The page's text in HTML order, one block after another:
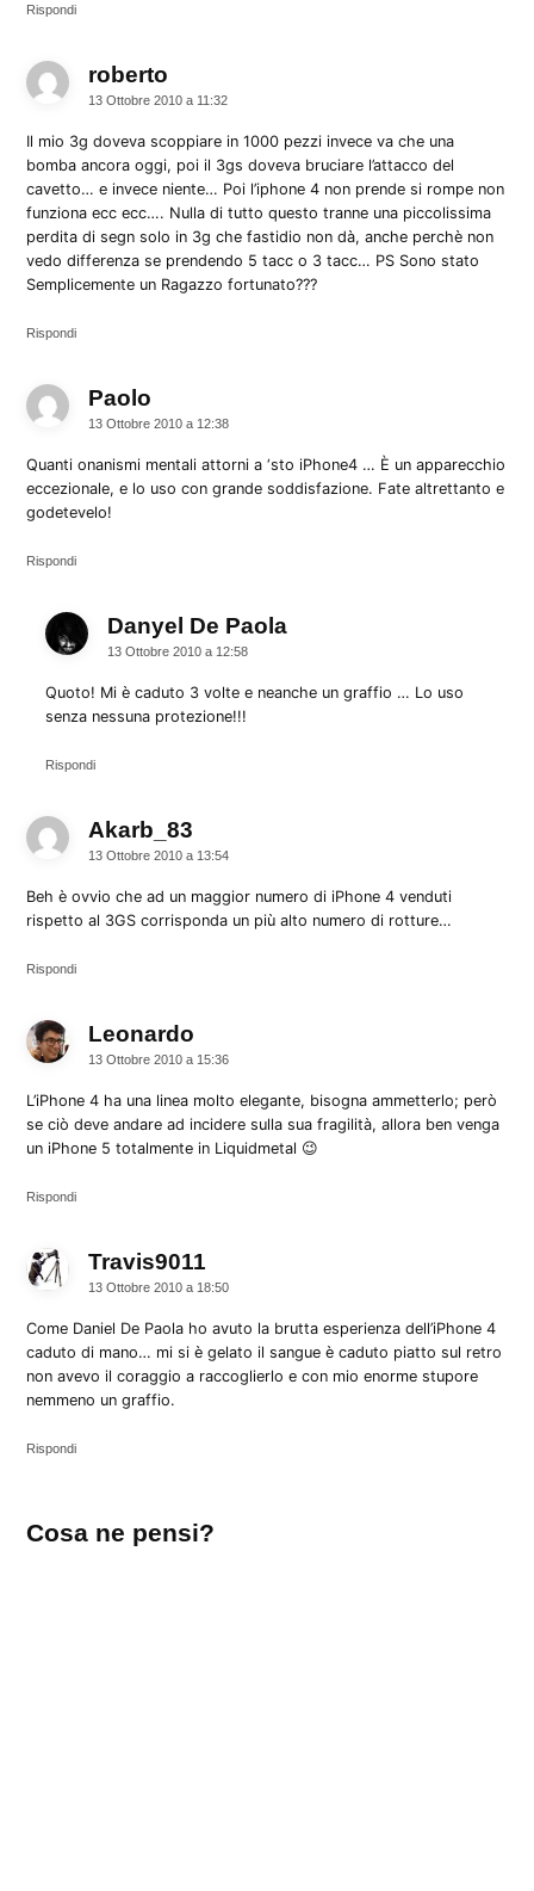
Rispondi
roberto
13 Ottobre 2010 a 11:32
Il mio 3g doveva scoppiare in 1000 pezzi invece va che una
bomba ancora oggi, poi il 3gs doveva bruciare l’attacco del
cavetto… e invece niente… Poi l’iphone 4 non prende si rompe non
funziona ecc ecc…. Nulla di tutto questo tranne una piccolissima
perdita di segn solo in 3g che fastidio non dà, anche perchè non
vedo differenza se prendendo 5 tacc o 3 tacc… PS Sono stato
Semplicemente un Ragazzo fortunato???
Rispondi
Paolo
13 Ottobre 2010 a 12:38
Quanti onanismi mentali attorni a ‘sto iPhone4 … È un apparecchio
eccezionale, e lo uso con grande soddisfazione. Fate altrettanto e
godetevelo!
Rispondi
Danyel De Paola
13 Ottobre 2010 a 12:58
Quoto! Mi è caduto 3 volte e neanche un graffio … Lo uso
senza nessuna protezione!!!
Rispondi
Akarb_83
13 Ottobre 2010 a 13:54
Beh è ovvio che ad un maggior numero di iPhone 4 venduti
rispetto al 3GS corrisponda un più alto numero di rotture…
Rispondi
Leonardo
13 Ottobre 2010 a 15:36
L’iPhone 4 ha una linea molto elegante, bisogna ammetterlo; però
se ciò deve andare ad incidere sulla sua fragilità, allora ben venga
un iPhone 5 totalmente in Liquidmetal 😉
Rispondi
Travis9011
13 Ottobre 2010 a 18:50
Come Daniel De Paola ho avuto la brutta esperienza dell’iPhone 4
caduto di mano… mi si è gelato il sangue è caduto piatto sul retro
non avevo il coraggio a raccoglierlo e con mio enorme stupore
nemmeno un graffio.
Rispondi
un
Cosa ne pensi?